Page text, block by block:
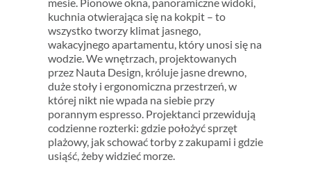
kuchnia otwierająca się na kokpit – to
wszystko tworzy klimat jasnego,
wakacyjnego apartamentu, który unosi się na
wodzie.We wnętrzach, projektowanych
przez Nauta Design, króluje jasne drewno,
duże stoły i ergonomiczna przestrzeń, w
której nikt nie wpada na siebie przy
porannym espresso. Projektanci przewidują
codzienne rozterki: gdzie położyć sprzęt
plażowy, jak schować torby z zakupami i gdzie
usiąść, żeby widzieć morze.